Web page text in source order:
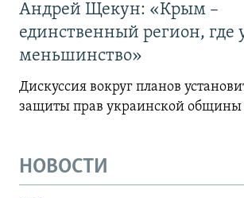
Андрей Щекун: «Крым –
единственный регион, где
меньшинство»
Дискуссия вокруг планов
защиты прав украинской
НОВОСТИ